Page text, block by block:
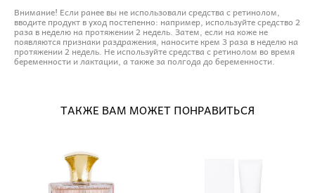
Внимание! Если ранее вы не использовали средства с ретинолом,
вводите продукт в уход постепенно: например, используйте средство 2
раза в неделю на протяжении 2 недель. Затем, если на коже не
появляются признаки раздражения, наносите крем 3 раза в неделю на
протяжении 2 недель. Не используйте средства с ретинолом во время
беременности и лактации, а также за полгода до беременности.
ТАКЖЕ ВАМ МОЖЕТ ПОНРАВИТЬСЯ